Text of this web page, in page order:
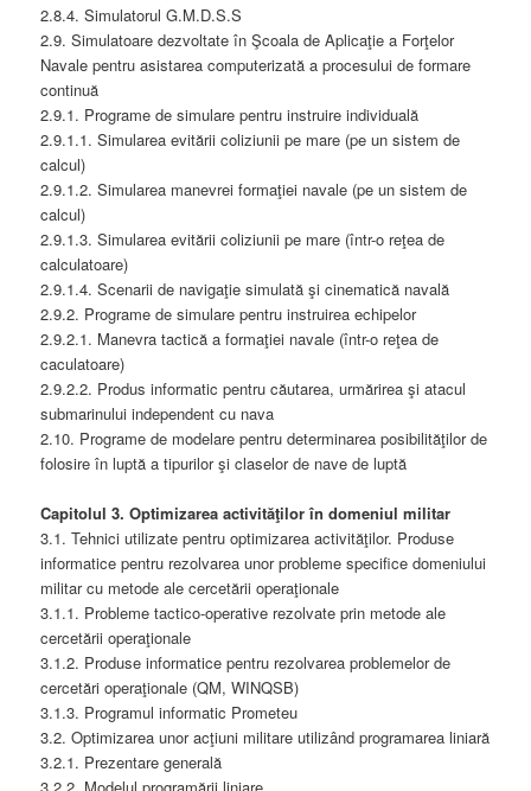
2.8.4. Simulatorul G.M.D.S.S
2.9. Simulatoare dezvoltate în Şcoala de Aplicaţie a Forţelor
Navale pentru asistarea computerizată a procesului de formare
continuă
2.9.1. Programe de simulare pentru instruire individuală
2.9.1.1. Simularea evitării coliziunii pe mare (pe un sistem de
calcul)
2.9.1.2. Simularea manevrei formaţiei navale (pe un sistem de
calcul)
2.9.1.3. Simularea evitării coliziunii pe mare (într-o reţea de
calculatoare)
2.9.1.4. Scenarii de navigaţie simulată şi cinematică navală
2.9.2. Programe de simulare pentru instruirea echipelor
2.9.2.1. Manevra tactică a formaţiei navale (într-o reţea de
caculatoare)
2.9.2.2. Produs informatic pentru căutarea, urmărirea şi atacul
submarinului independent cu nava
2.10. Programe de modelare pentru determinarea posibilităţilor de
folosire în luptă a tipurilor şi claselor de nave de luptă
Capitolul 3. Optimizarea activităţilor în domeniul militar
3.1. Tehnici utilizate pentru optimizarea activităţilor. Produse
informatice pentru rezolvarea unor probleme specifice domeniului
militar cu metode ale cercetării operaţionale
3.1.1. Probleme tactico-operative rezolvate prin metode ale
cercetării operaţionale
3.1.2. Produse informatice pentru rezolvarea problemelor de
cercetări operaţionale (QM, WINQSB)
3.1.3. Programul informatic Prometeu
3.2. Optimizarea unor acţiuni militare utilizând programarea liniară
3.2.1. Prezentare generală